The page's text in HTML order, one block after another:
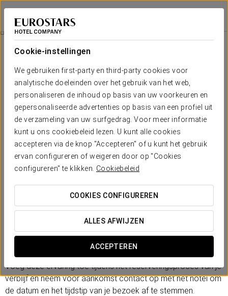
Cookie-instellingen
We gebruiken first-party en third-party cookies voor
analytische doeleinden over het gebruik van het web,
personaliseren de inhoud op basis van uw voorkeuren en
gepersonaliseerde advertenties op basis van een profiel uit
de verzameling van uw surfgedrag. Voor meer informatie
kunt u ons cookiebeleid lezen. U kunt alle cookies
accepteren via de knop "Accepteren" of u kunt het gebruik
ervan configureren of weigeren door op "Cookies
configureren" te klikken. Cookiebeleid
COOKIES CONFIGUREREN
ALLES AFWIJZEN
ACCEPTEREN
Eurostars Ocean Marbella
MARBELLA
Toegang Tot De Spa
20 €
Toegang tot de Spa
Gun jezelf een moment van welzijn en ontsnap aan de
dagelijkse routine met een sessie van 45 minuten in ons
spacomplex. Geniet van het zwembad, de thermale douches
en de sauna in een omgeving die volledig is ingericht voor
Voeg deze ervaring toe tijdens het reserveringsproces van je
verblijf en neem vóór aankomst contact op met het hotel om
de datum en het tijdstip van je bezoek af te stemmen.